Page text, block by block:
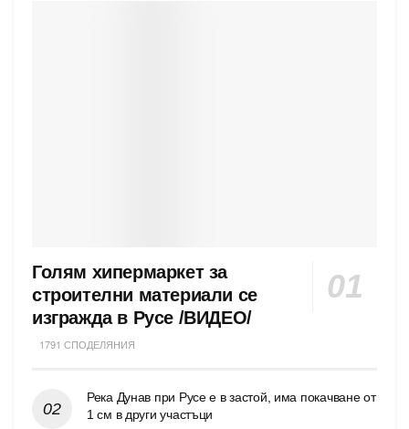
Голям хипермаркет за
строителни материали се
изгражда в Русе /ВИДЕО/
1791 СПОДЕЛЯНИЯ
Река Дунав при Русе е в застой, има покачване от
1 см в други участъци